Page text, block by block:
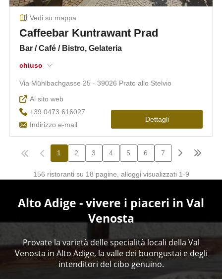
Alto Adige - vivere i piaceri in Val
Venosta
Provate la varietà delle specialità locali della Val
Venosta in Alto Adige, la valle dei buongustai e degli
intenditori del cibo genuino.